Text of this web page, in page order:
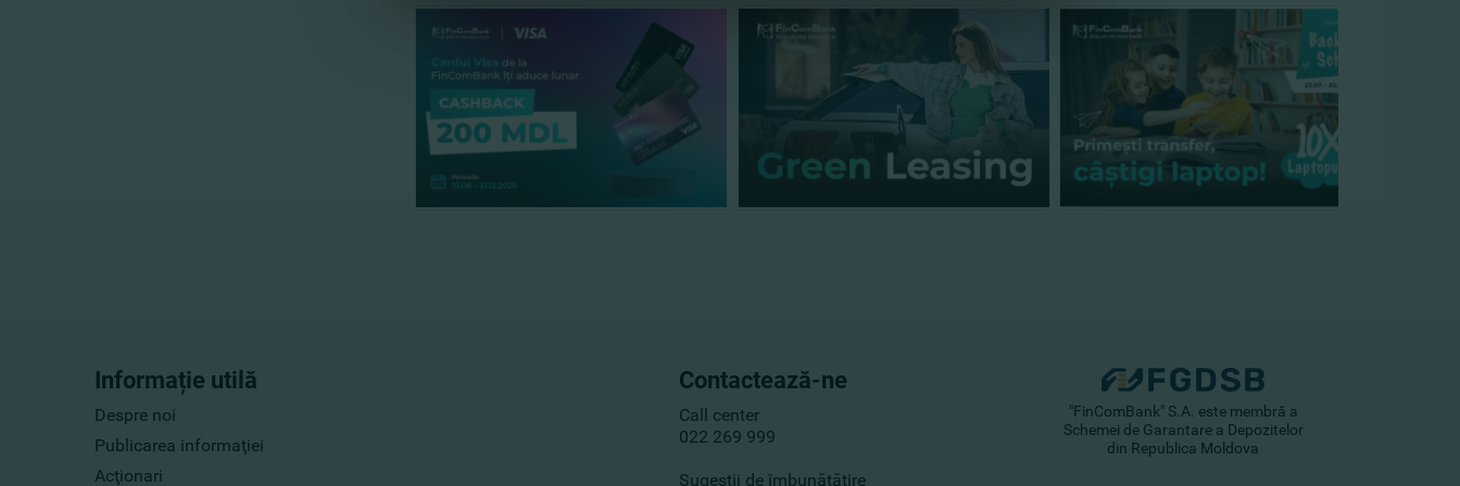
Informație utilă
Despre noi
Publicarea informaţiei
Acţionari
Contactează-ne
Call center
022 269 999
Sugestii de îmbunătățire
"FinComBank" S.A. este membră a
Schemei de Garantare a Depozitelor
din Republica Moldova